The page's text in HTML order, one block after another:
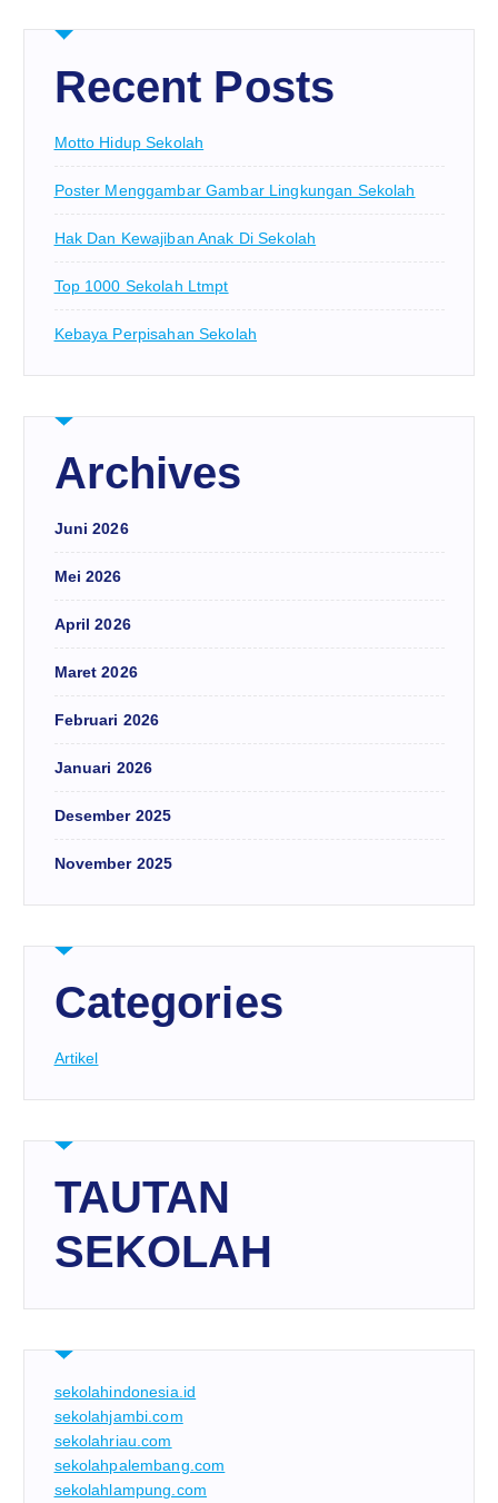
Recent Posts
Motto Hidup Sekolah
Poster Menggambar Gambar Lingkungan Sekolah
Hak Dan Kewajiban Anak Di Sekolah
Top 1000 Sekolah Ltmpt
Kebaya Perpisahan Sekolah
Archives
Juni 2026
Mei 2026
April 2026
Maret 2026
Februari 2026
Januari 2026
Desember 2025
November 2025
Categories
Artikel
TAUTAN
SEKOLAH
sekolahindonesia.id
sekolahjambi.com
sekolahriau.com
sekolahpalembang.com
sekolahlampung.com